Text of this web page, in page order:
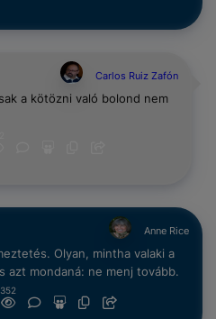
Carlos Ruiz Zafón
a kötözni való bolond nem
Anne Rice
Olyan, mintha valaki a
azt mondaná: ne menj tovább.
352